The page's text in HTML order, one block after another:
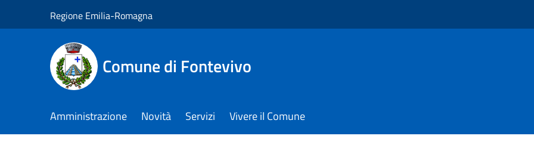
Regione Emilia-Romagna
Comune di Fontevivo
Amministrazione Novità Servizi Vivere il Comune